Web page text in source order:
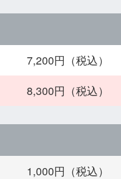
7,200円（税込）
8,300円（税込）
1,000円（税込）